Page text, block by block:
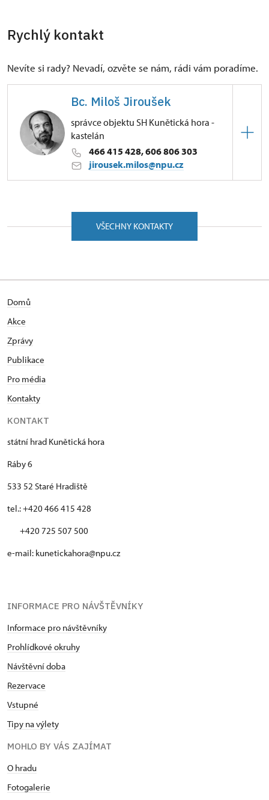
Rychlý kontakt
Nevíte si rady? Nevadí, ozvěte se nám, rádi vám poradíme.
Bc. Miloš Jiroušek
správce objektu SH Kunětická hora -
kastelán
466 415 428, 606 806 303
jirousek.milos@npu.cz
Ráby 6/, Kunětická Hora 53352
dlouhodobém uzavření a zajištění dalších oprav a
tvorbě hradních instalací, expozic a výstav.
Spolupracoval na přípravě projektu Revitalizace
realizován v rámci operačního projektu životního
prostředí. V posledních letech provedl hrad dvěma
dřeva a Kunětická hora – Divadlo na hradě i v
ředitelky Národního památkového ústavu, na tuto
VŠECHNY KONTAKTY
Domů
Akce
Zprávy
Publikace
Pro média
Kontakty
KONTAKT
státní hrad Kunětická hora
Ráby 6
533 52 Staré Hradiště
tel.: +420 466 415 428
+420 725 507 500
e-mail: kunetickahora@npu.cz
INFORMACE PRO NÁVŠTĚVNÍKY
Informace pro návštěvníky
Prohlídkové okruhy
Návštěvní doba
Rezervace
Vstupné
Tipy na výlety
MOHLO BY VÁS ZAJÍMAT
O hradu
Fotogalerie